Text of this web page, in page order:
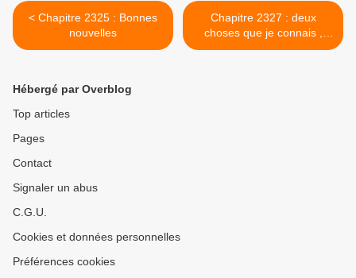
< Chapitre 2325 : Bonnes
nouvelles
Chapitre 2327 : deux
choses que je connais ,
vraiment . >
Hébergé par Overblog
Top articles
Pages
Contact
Signaler un abus
C.G.U.
Cookies et données personnelles
Préférences cookies